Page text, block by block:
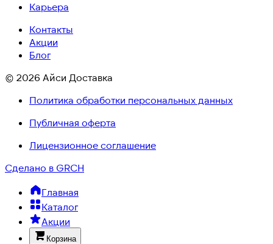
Карьера
Контакты
Акции
Блог
© 2026 Айси Доставка
Политика обработки персональных данных
Публичная оферта
Лицензионное соглашение
Сделано в GRCH
Главная
Каталог
Акции
Корзина